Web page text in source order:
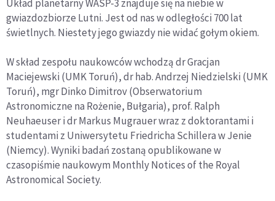
Układ planetarny WASP-3 znajduje się na niebie w
gwiazdozbiorze Lutni. Jest od nas w odległości 700 lat
świetlnych. Niestety jego gwiazdy nie widać gołym okiem.
W skład zespołu naukowców wchodzą dr Gracjan
Maciejewski (UMK Toruń), dr hab. Andrzej Niedzielski (UMK
Toruń), mgr Dinko Dimitrov (Obserwatorium
Astronomiczne na Rożenie, Bułgaria), prof. Ralph
Neuhaeuser i dr Markus Mugrauer wraz z doktorantami i
studentami z Uniwersytetu Friedricha Schillera w Jenie
(Niemcy). Wyniki badań zostaną opublikowane w
czasopiśmie naukowym Monthly Notices of the Royal
Astronomical Society.